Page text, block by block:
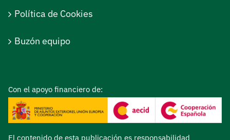
Política de Cookies
Buzón equipo
Con el apoyo financiero de:
El contenido de esta publicación es responsabilidad